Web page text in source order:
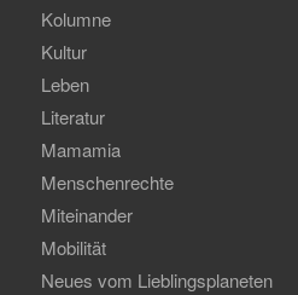
Kolumne
Kultur
Leben
Literatur
Mamamia
Menschenrechte
Miteinander
Mobilität
Neues vom Lieblingsplaneten